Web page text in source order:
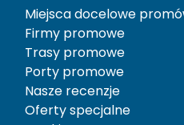
Miejsca docelowe
Firmy promowe
Trasy promowe
Porty promowe
Nasze recenzje
Oferty specjalne